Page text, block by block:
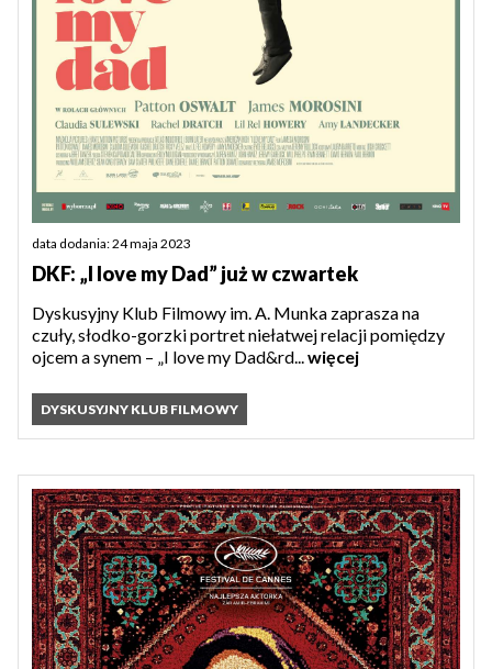
data dodania: 24 maja 2023
DKF: „I love my Dad” już w czwartek
Dyskusyjny Klub Filmowy im. A. Munka zaprasza na
czuły, słodko-gorzki portret niełatwej relacji pomiędzy
ojcem a synem – „I love my Dad&rd...więcej
DYSKUSYJNY KLUB FILMOWY